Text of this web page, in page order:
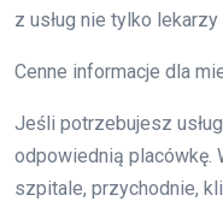
z usług nie tylko
Cenne informacje dla
Jeśli potrzebujesz
odpowiednią placówkę.
szpitale, przychodnie,